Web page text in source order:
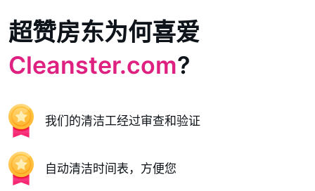
超赞房东为何喜爱
Cleanster.com?
我们的清洁工经过审查和验证
自动清洁时间表，方便您